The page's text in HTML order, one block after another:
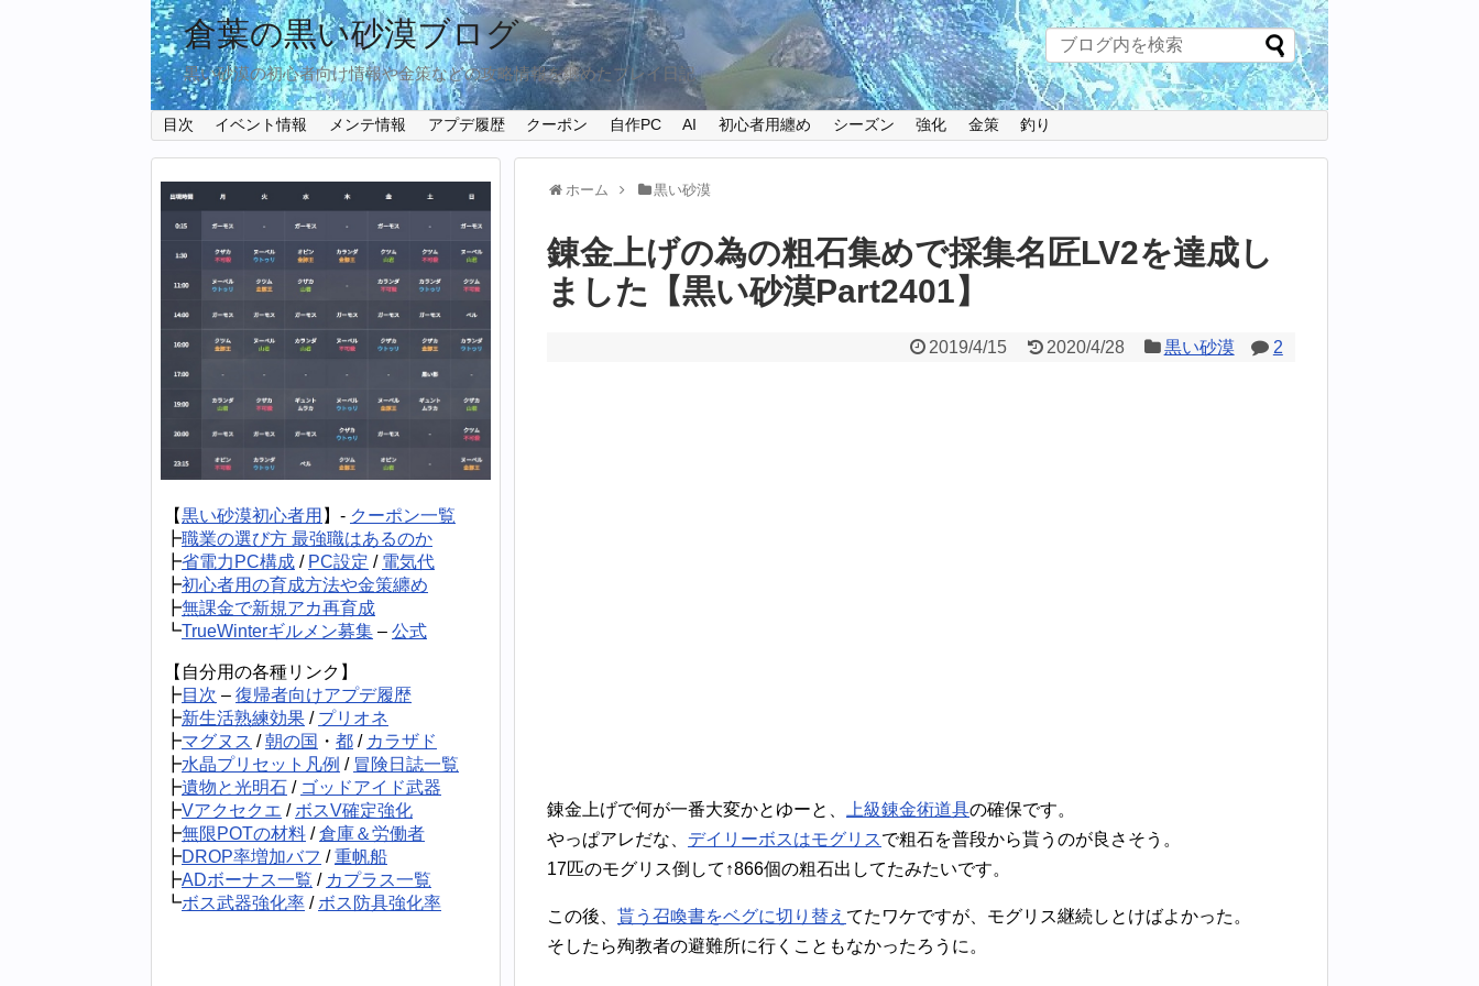
倉葉の黒い砂漠ブログ
黒い砂漠の初心者向け情報や金策などの攻略情報を纏めたプレイ日記
目次 イベント情報 メンテ情報 アプデ履歴 クーポン 自作PC AI 初心者用纏め シーズン 強化 金策 釣り
ホーム 黒い砂漠
錬金上げの為の粗石集めで採集名匠LV2を達成し
ました【黒い砂漠Part2401】
2019/4/15 2020/4/28 黒い砂漠 2
錬金上げで何が一番大変かとゆーと、 上級錬金術道具の確保です。
やっぱアレだな、 デイリーボスはモグリスで粗石を普段から貰うのが良さそう。
17匹のモグリス倒して↑866個の粗石出してたみたいです。
この後、 貰う召喚書をベグに切り替え てたワケですが、モグリス継続しとけばよかった。
そしたら殉教者の避難所に行くこともなかったろうに。
【黒い砂漠初心者用 】- クーポン一覧
┣職業の選び方 最強職はあるのか
┣省電力PC構成 / PC設定 / 電気代
┣初心者用の育成方法や金策纏め
┣無課金で新規アカ再育成
┗TrueWinterギルメン募集 – 公式
【自分用の各種リンク】
┣目次 – 復帰者向けアプデ履歴
┣新生活熟練効果 / プリオネ
┣マグヌス /朝の国 ・ 都 / カラザド
┣水晶プリセット凡例 / 冒険日誌一覧
┣遺物と光明石 / ゴッドアイド武器
┣Vアクセクエ / ボスV確定強化
┣無限POTの材料 /倉庫＆労働者
┣DROP率増加バフ /重帆船
┣ADボーナス一覧 / カプラス一覧
┗ボス武器強化率 / ボス防具強化率